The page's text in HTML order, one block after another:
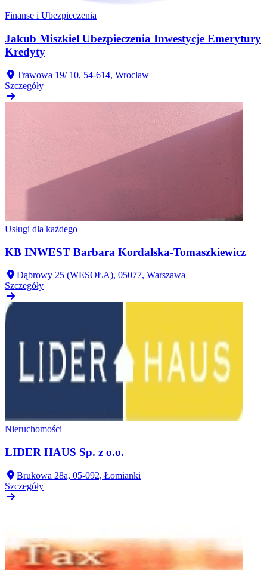
Finanse i Ubezpieczenia
Jakub Miszkiel Ubezpieczenia Inwestycje Emerytury
Kredyty
Trawowa 19/ 10, 54-614, Wrocław
Szczegóły
Usługi dla każdego
KB INWEST Barbara Kordalska-Tomaszkiewicz
Dąbrowy 25 (WESOŁA), 05077, Warszawa
Szczegóły
Nieruchomości
LIDER HAUS Sp. z o.o.
Brukowa 28a, 05-092, Łomianki
Szczegóły